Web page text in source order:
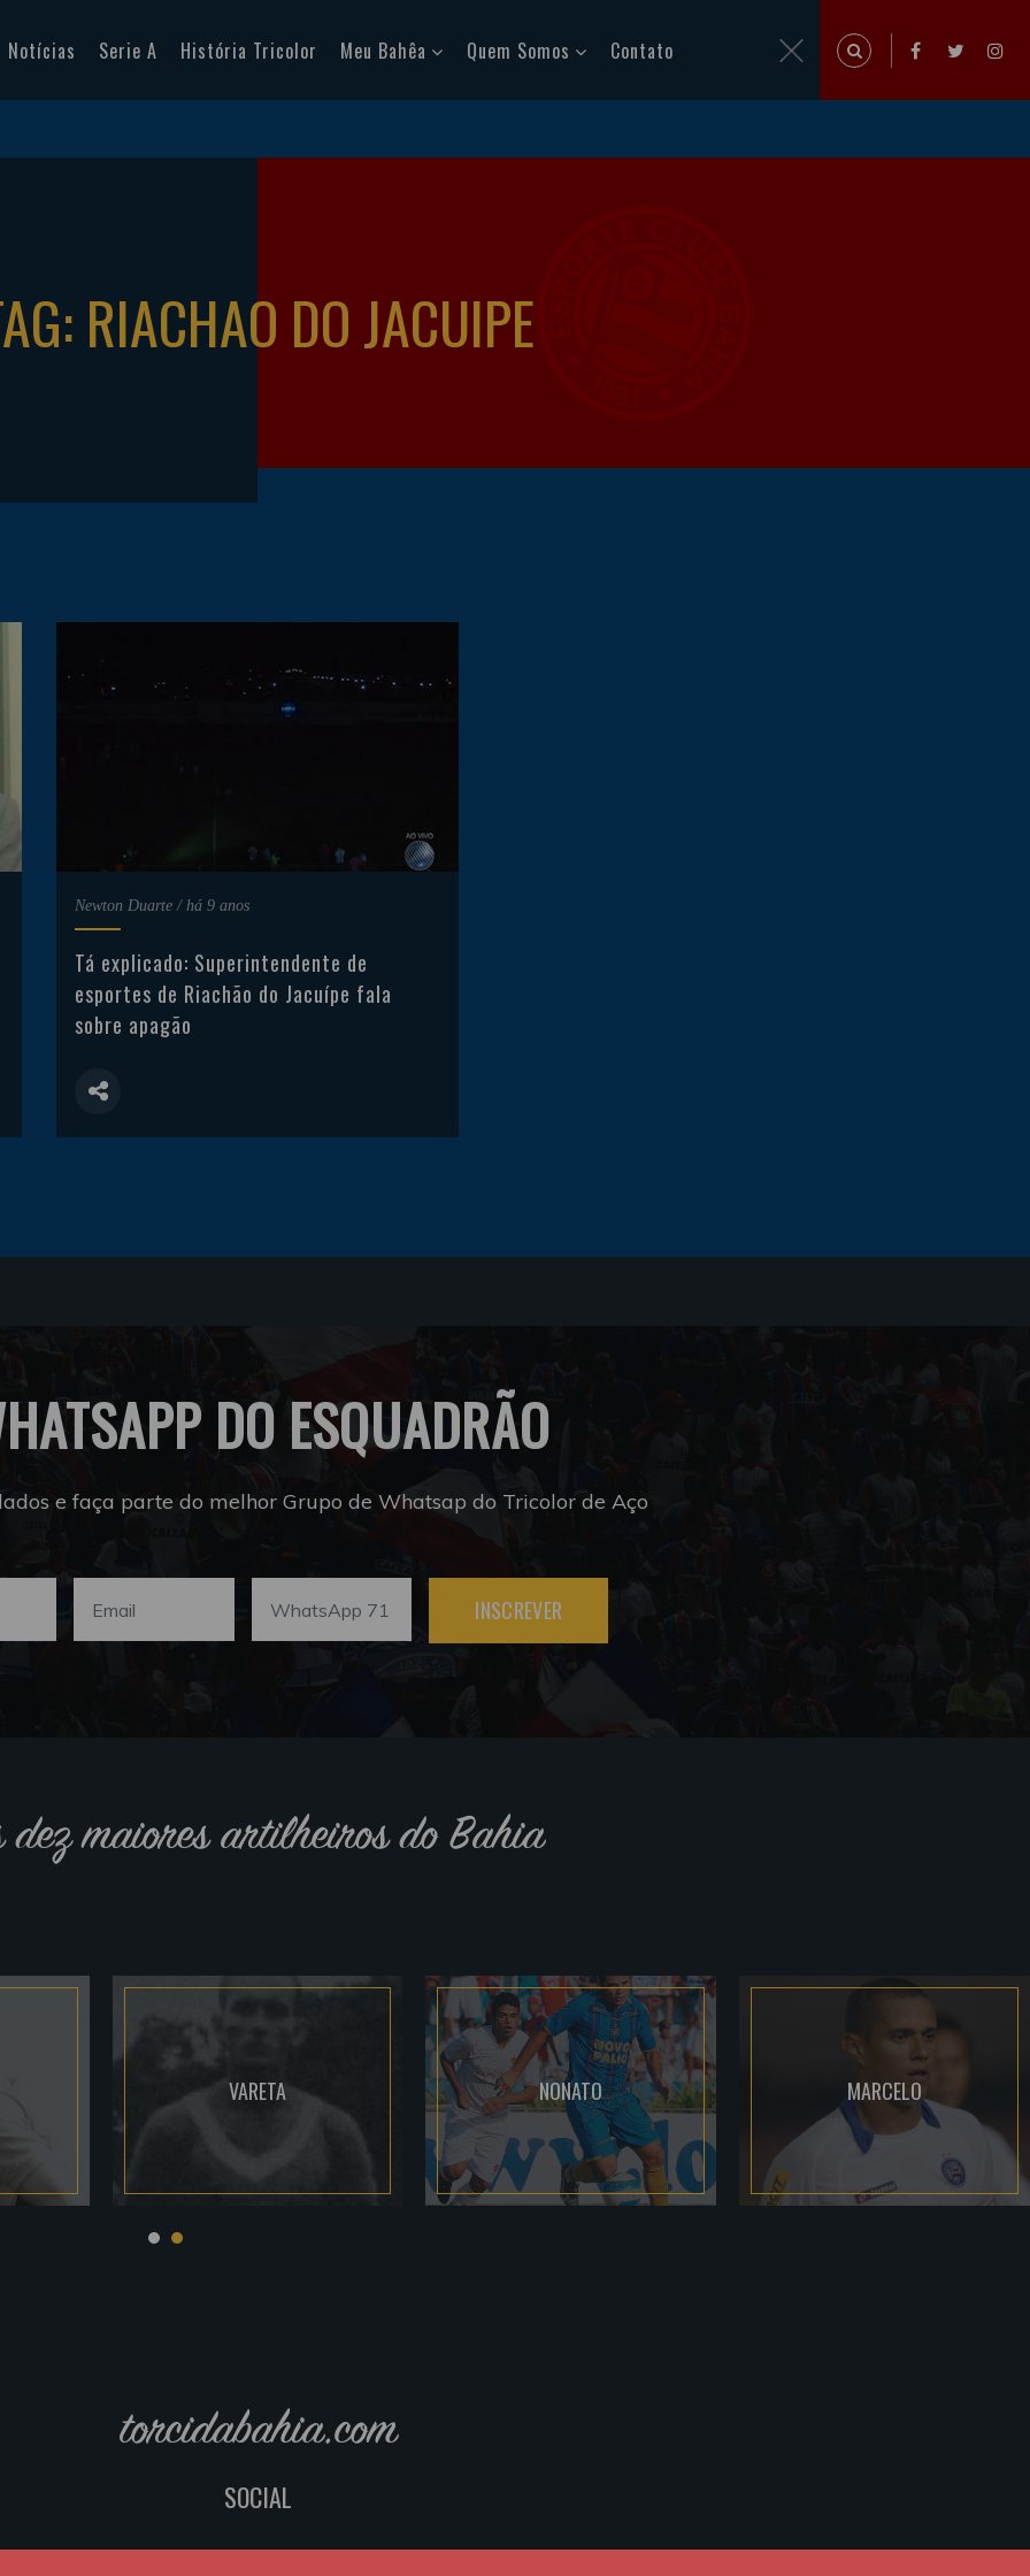
Notícias Serie A História Tricolor Meu Bahêa Quem Somos Contato
RIACHAO DO JACUIPE
Newton Duarte / há 9 anos
Tá explicado: Superintendente de
esportes de Riachão do Jacuípe fala
sobre apagão
DO ESQUADRÃO
e faça parte do melhor Grupo de Whatsap do Tricolor de Aço
INSCREVER
dez maiores artilheiros do Bahia
VARETA NONATO MARCELO
torcidabahia.com
SOCIAL